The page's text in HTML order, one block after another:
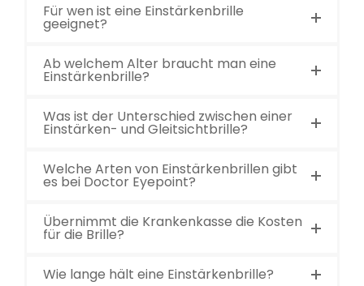
Für wen ist eine Einstärkenbrille
geeignet?
Ab welchem Alter braucht man eine
Einstärkenbrille?
Was ist der Unterschied zwischen einer
Einstärken- und Gleitsichtbrille?
Welche Arten von Einstärkenbrillen gibt
es bei Doctor Eyepoint?
Übernimmt die Krankenkasse die Kosten
für die Brille?
Wie lange hält eine Einstärkenbrille?